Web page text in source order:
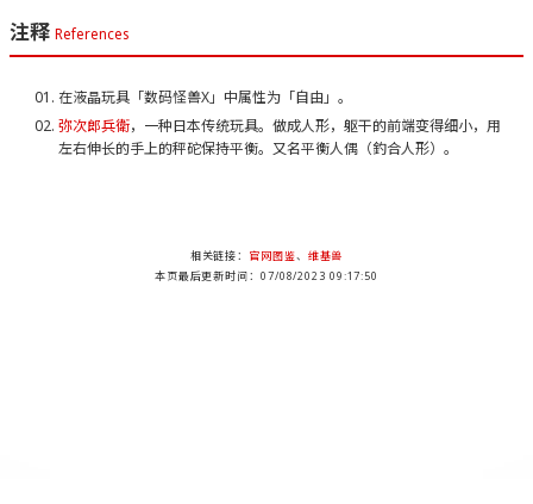
注释 References
在液晶玩具「数码怪兽X」中属性为「自由」。
弥次郎兵衛，一种日本传统玩具。做成人形，躯干的前端变得细小，用
左右伸长的手上的秤砣保持平衡。又名平衡人偶（釣合人形）。
相关链接： 官网图鉴、 维基兽
本页最后更新时间：07/08/2023 09:17:50